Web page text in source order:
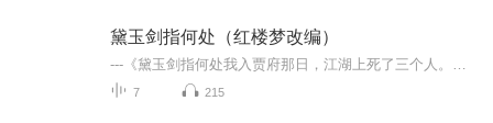
黛玉剑指何处（红楼梦改编）
7 215